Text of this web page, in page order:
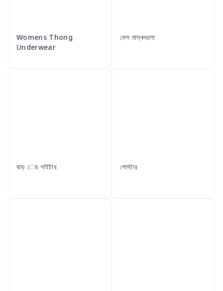
Womens Thong
Underwear
ফেস মাস্কগুলো
ঘাড় ের গাইটার পোস্টার